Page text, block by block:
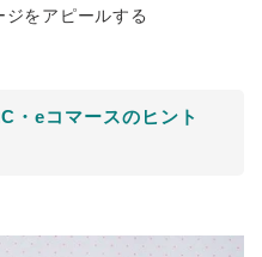
をアピールする
・eコマースのヒント